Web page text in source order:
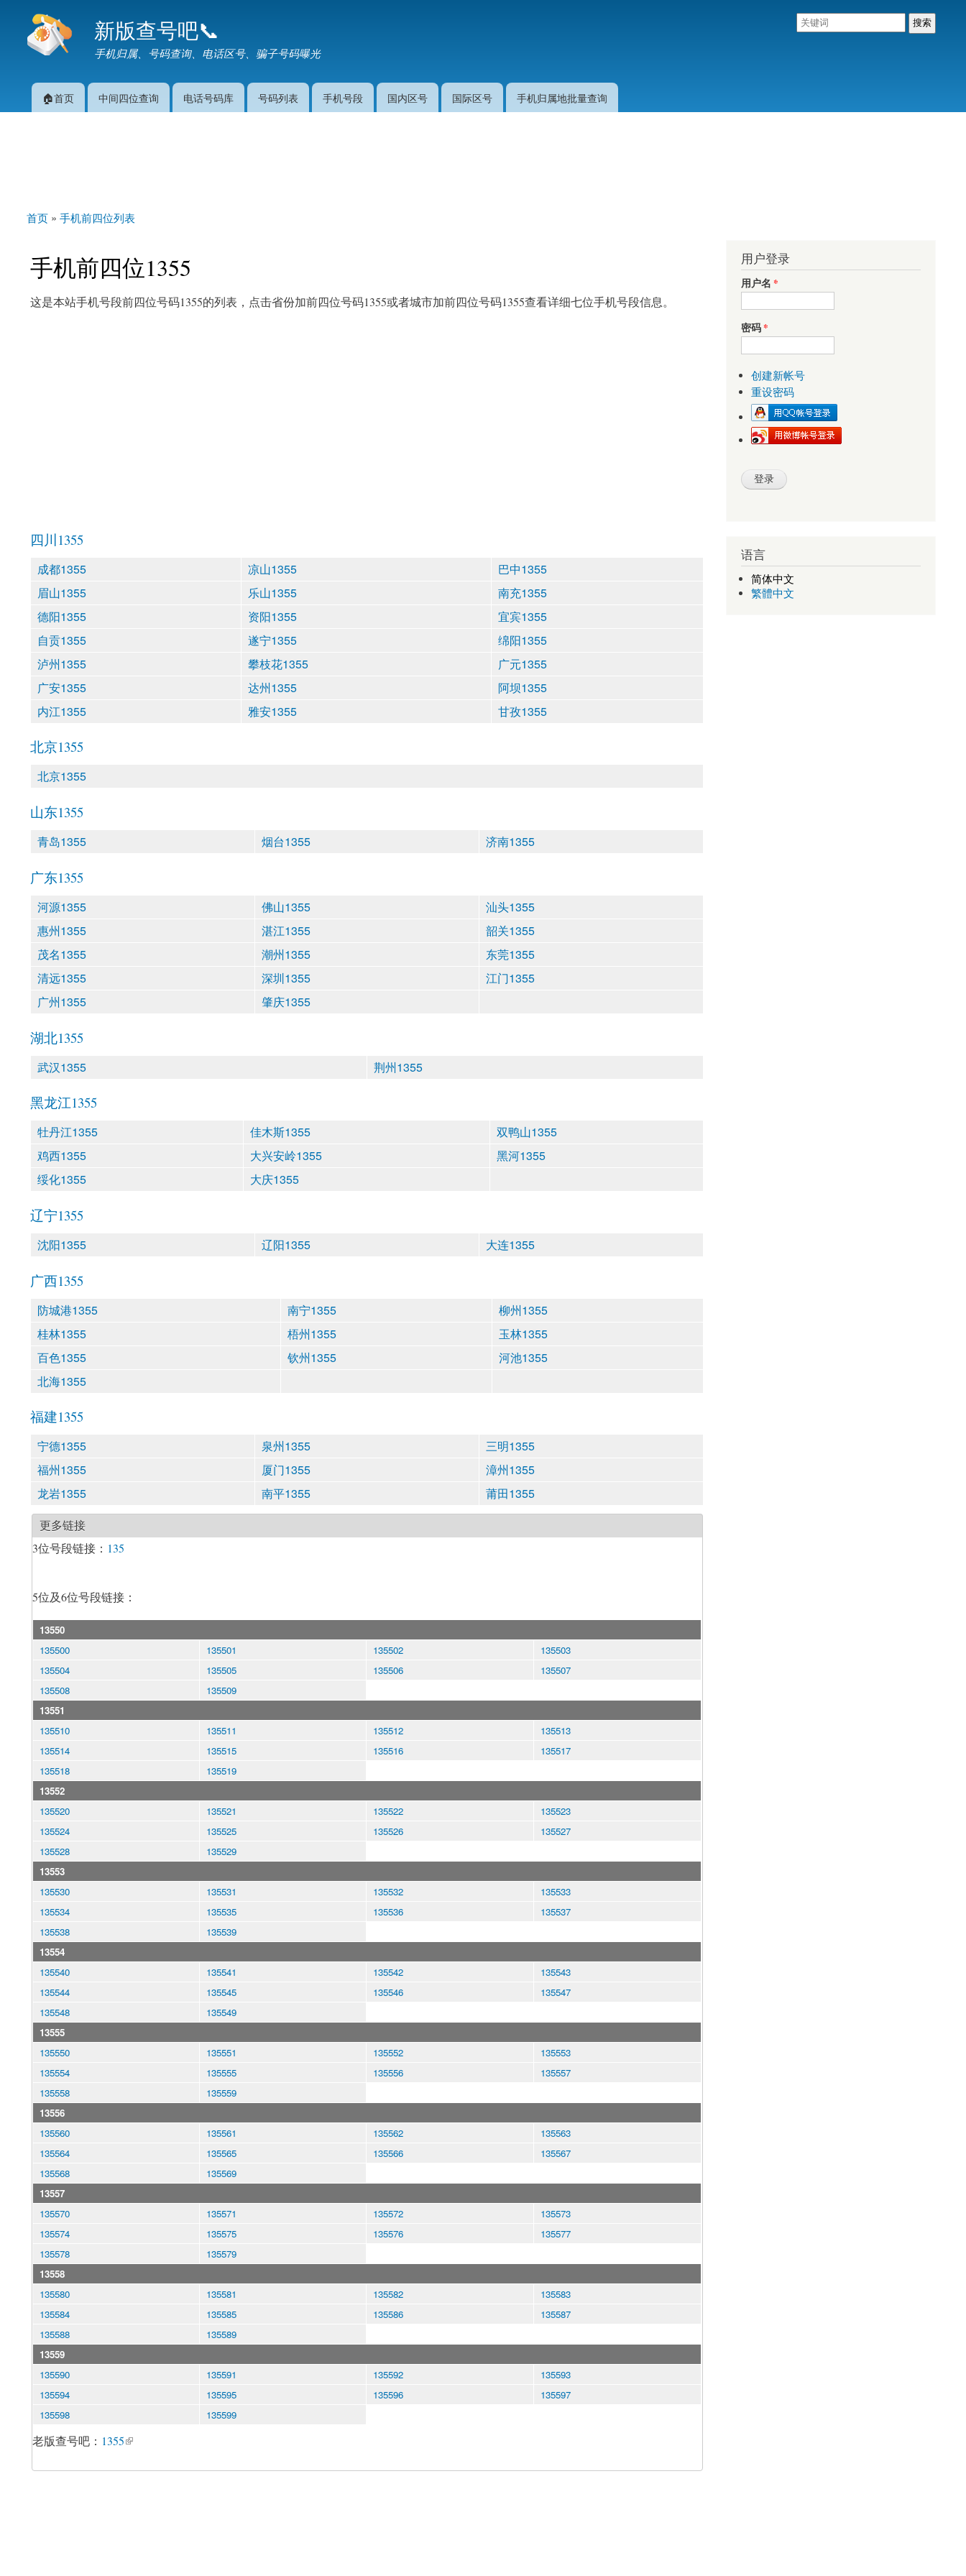
要
新版查号吧📞
手机归属、号码查询、电话区号、骗子号码曝光
主菜单🏠首页 中间四位查询 电话号码库 号码列表 手机号段 国内区号 国际区号 手机归属地批量查询
你在这里
首页 » 手机前四位列表
手机前四位1355
这是本站手机号段前四位号码1355的列表，点击省份加前四位号码1355或者城市加前四位号码1355查看详细七位手机号段信息。
四川1355
成都1355 凉山1355
巴中1355
眉山1355
乐山1355
南充1355
德阳1355
资阳1355
宜宾1355
自贡1355
遂宁1355
绵阳1355
泸州1355
攀枝花1355
广元1355
广安1355
达州1355
阿坝1355
内江1355
雅安1355 甘孜1355
北京1355
北京1355
山东1355
青岛1355 烟台1355 济南1355
广东1355
河源1355 佛山1355
汕头1355
惠州1355
湛江1355
韶关1355
茂名1355
潮州1355
东莞1355
清远1355
深圳1355
江门1355
广州1355
肇庆1355
湖北1355
武汉1355 荆州1355
黑龙江1355
牡丹江1355 佳木斯1355
双鸭山1355
鸡西1355
大兴安岭1355
黑河1355
绥化1355
大庆1355
辽宁1355
沈阳1355 辽阳1355 大连1355
广西1355
防城港1355 南宁1355
柳州1355
桂林1355
梧州1355
玉林1355
百色1355
钦州1355
河池1355
北海1355
福建1355
宁德1355 泉州1355
三明1355
福州1355
厦门1355
漳州1355
龙岩1355
南平1355 莆田1355
更多链接
3位号段链接： 135
5位及6位号段链接：
13550
135500
135501 135502
135503
135504
135505 135506
135507
135508
135509
13551
135510
135511 135512
135513
135514
135515 135516
135517
135518
135519
13552
135520
135521 135522
135523
135524
135525 135526
135527
135528
135529
13553
135530
135531 135532
135533
135534
135535 135536
135537
135538
135539
13554
135540
135541 135542
135543
135544
135545 135546
135547
135548
135549
13555
135550
135551 135552
135553
135554
135555 135556
135557
135558
135559
13556
135560
135561 135562
135563
135564
135565 135566
135567
135568
135569
13557
135570
135571 135572
135573
135574
135575 135576
135577
135578
135579
13558
135580
135581 135582
135583
135584
135585 135586
135587
135588
135589
13559
135590
135591 135592
135593
135594
135595 135596
135597
135598
135599
老版查号吧： 1355
用户登录
用户名 *
密码*
创建新帐号
重设密码
语言
简体中文
繁體中文